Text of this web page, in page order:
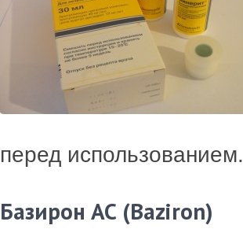
перед использованием.
Базирон АС (Baziron)